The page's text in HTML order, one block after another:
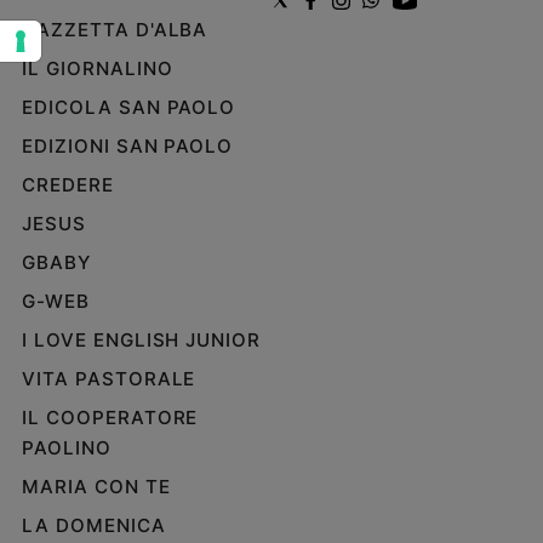
e
giovani
Adolescenza
Bioetica
Foto
Video
Privacy
GAZZETTA D'ALBA
IL GIORNALINO
EDICOLA SAN PAOLO
EDIZIONI SAN PAOLO
CREDERE
JESUS
GBABY
G-WEB
I LOVE ENGLISH JUNIOR
VITA PASTORALE
IL COOPERATORE
PAOLINO
MARIA CON TE
LA DOMENICA